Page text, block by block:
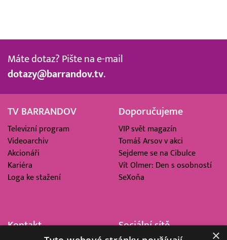
Máte dotaz? Pište na e-mail
dotazy@barrandov.tv.
TV BARRANDOV
Televizní program
Videoarchiv
Akcionáři
Kariéra
Loga ke stažení
Doporučujeme
VIP svět magazín
Tomáš Arsov v akci
Sejdeme se na Cibulce
Vít Olmer: Den s osobností
SeXoňa
Kontakt Sociální sítě
×